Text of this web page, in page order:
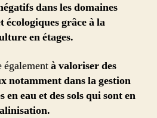
dans les domaines
grâce à la
en étages.
à valoriser des
notamment dans la gestion
en eau et des sols qui sont en